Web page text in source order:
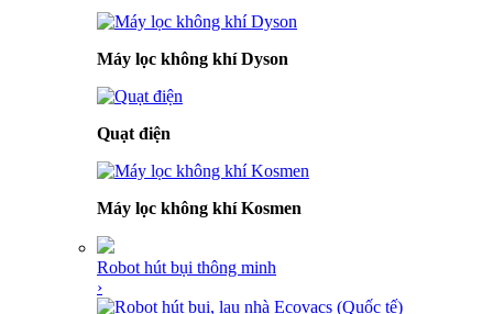
Máy lọc không khí Dyson
Quạt điện
Máy lọc không khí Kosmen
Robot hút bụi thông minh
›